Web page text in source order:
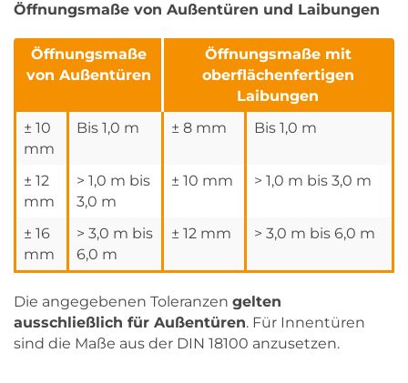
Öffnungsmaße von Außentüren und Laibungen
Öffnungsmaße
von Außentüren
Öffnungsmaße mit
oberflächenfertigen
Laibungen
± 10
mm
Bis 1,0 m ± 8 mm Bis 1,0 m
± 12
mm
> 1,0 m bis
3,0 m
± 10 mm > 1,0 m bis 3,0 m
± 16
mm
> 3,0 m bis
6,0 m
± 12 mm > 3,0 m bis 6,0 m
Die angegebenen Toleranzen gelten
ausschließlich für Außentüren. Für Innentüren
sind die Maße aus der DIN 18100 anzusetzen.